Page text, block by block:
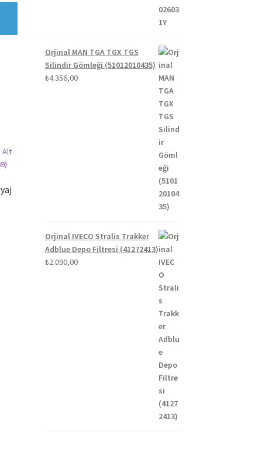
Orjinal MAN TGA TGX TGS
Silindir Gömleği (51012010435)
₺4.356,00
Orjinal IVECO Stralis Trakker
Adblue Depo Filtresi (41272413)
₺2.090,00